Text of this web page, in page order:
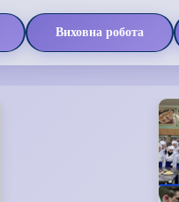
Виховна робота